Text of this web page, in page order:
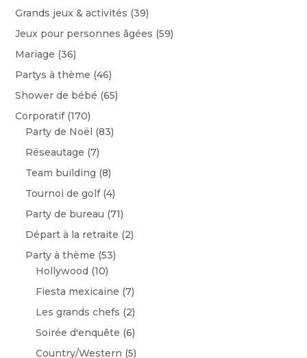
Grands jeux & activités (39)
Jeux pour personnes âgées (59)
Mariage (36)
Partys à thème (46)
Shower de bébé (65)
Corporatif (170)
Party de Noël (83)
Réseautage (7)
Team building (8)
Tournoi de golf (4)
Party de bureau (71)
Départ à la retraite (2)
Party à thème (53)
Hollywood (10)
Fiesta mexicaine (7)
Les grands chefs (2)
Soirée d'enquête (6)
Country/Western (5)